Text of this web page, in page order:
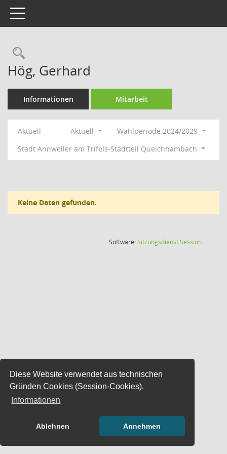
Diese Website verwendet aus technischen
Gründen Cookies (Session-Cookies).
Informationen
Ablehnen Annehmen
Toggle navigation
Rechercheauswahl
Hög, Gerhard
Informationen Mitarbeit
Aktuell Aktuell
Wahlperiode 2024/2029
Stadt Annweiler am Trifels-Stadtteil Queichhambach
Keine Daten gefunden.
Software:SitzungsdienstSession(Wird in